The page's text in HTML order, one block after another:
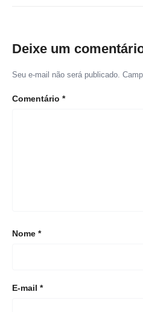
Deixe um
Seu e-mail não será publicado.
Comentário *
Nome *
E-mail *